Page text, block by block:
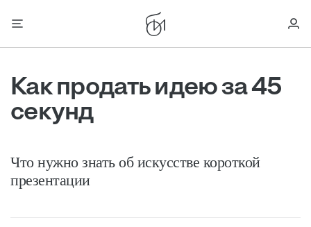
Как продать идею за 45
секунд
Что нужно знать об искусстве короткой
презентации